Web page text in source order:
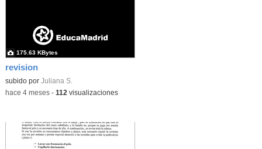
revision
subido por Juliana S.
175.63 KBytes
-hace 4 meses- 112 visualizaciones